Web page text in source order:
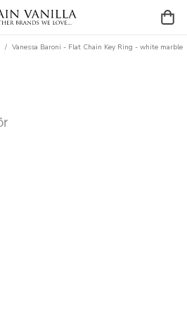
/ Vanessa Baroni - Flat Chain Key Ring - white marble